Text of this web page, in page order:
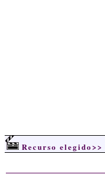
Recurso elegido>>